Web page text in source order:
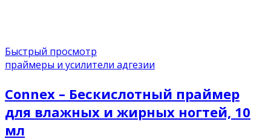
Быстрый просмотр
праймеры и усилители адгезии
Connex – Бескислотный праймер
для влажных и жирных ногтей, 10
мл